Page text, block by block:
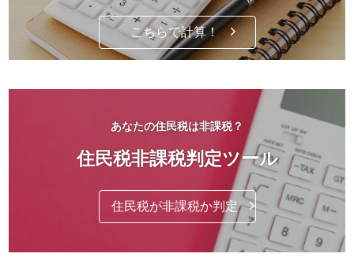
こちらで計算！
あなたの住民税は非課税？
住民税非課税判定ツール
住民税が非課税か判定